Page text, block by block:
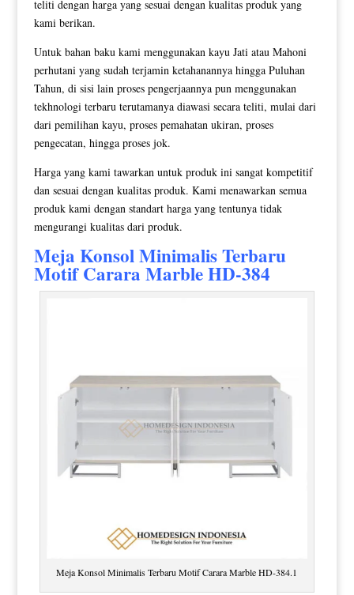
teliti dengan harga yang sesuai dengan kualitas produk yang
kami berikan.
Untuk bahan baku kami menggunakan kayu Jati atau Mahoni
perhutani yang sudah terjamin ketahanannya hingga Puluhan
Tahun, di sisi lain proses pengerjaannya pun menggunakan
tekhnologi terbaru terutamanya diawasi secara teliti, mulai dari
dari pemilihan kayu, proses pemahatan ukiran, proses
pengecatan, hingga proses jok.
Harga yang kami tawarkan untuk produk ini sangat kompetitif
dan sesuai dengan kualitas produk. Kami menawarkan semua
produk kami dengan standart harga yang tentunya tidak
mengurangi kualitas dari produk.
Meja Konsol MinimalisTerbaru
Motif Carara Marble HD-384
Meja Konsol Minimalis Terbaru Motif Carara Marble HD-384.1